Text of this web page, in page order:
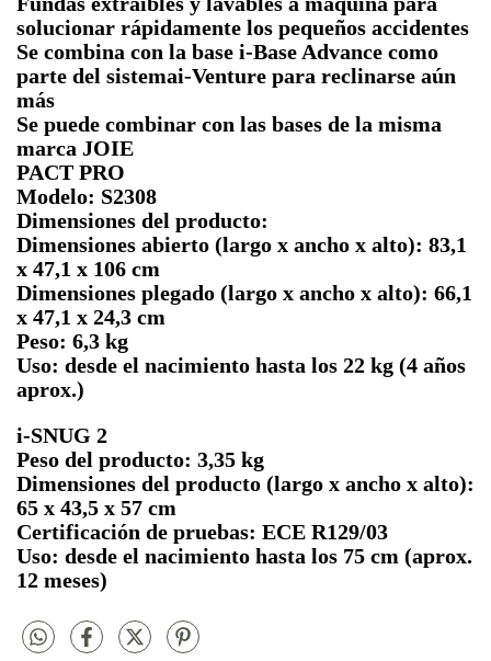
solucionar rápidamente los pequeños accidentes
Se combina con la base i-Base Advance como
parte del sistemai-Venture para reclinarse aún
más
Se puede combinar con las bases de la misma
marca JOIE
PACT PRO
Modelo: S2308
Dimensiones del producto:
Dimensiones abierto (largo x ancho x alto): 83,1
x 47,1 x 106 cm
Dimensiones plegado (largo x ancho x alto): 66,1
x 47,1 x 24,3 cm
Peso: 6,3 kg
Uso: desde el nacimiento hasta los 22 kg (4 años
aprox.)
i-SNUG 2
Peso del producto: 3,35 kg
Dimensiones del producto (largo x ancho x alto):
65 x 43,5 x 57 cm
Certificación de pruebas: ECE R129/03
Uso: desde el nacimiento hasta los 75 cm (aprox.
12 meses)